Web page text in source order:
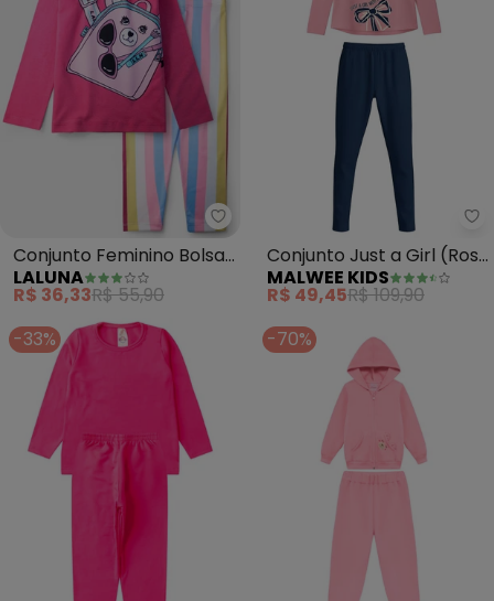
Laluna - Conjunto Feminino
Conjunto Feminino Bolsa
Ursinho (Pink)
LALUNA
R$ 36,33R$ 55,90
Conjunto Just a Girl (Rosa
Claro)
MALWEE KIDS
R$ 49,45R$ 109,90
-33%
-70%